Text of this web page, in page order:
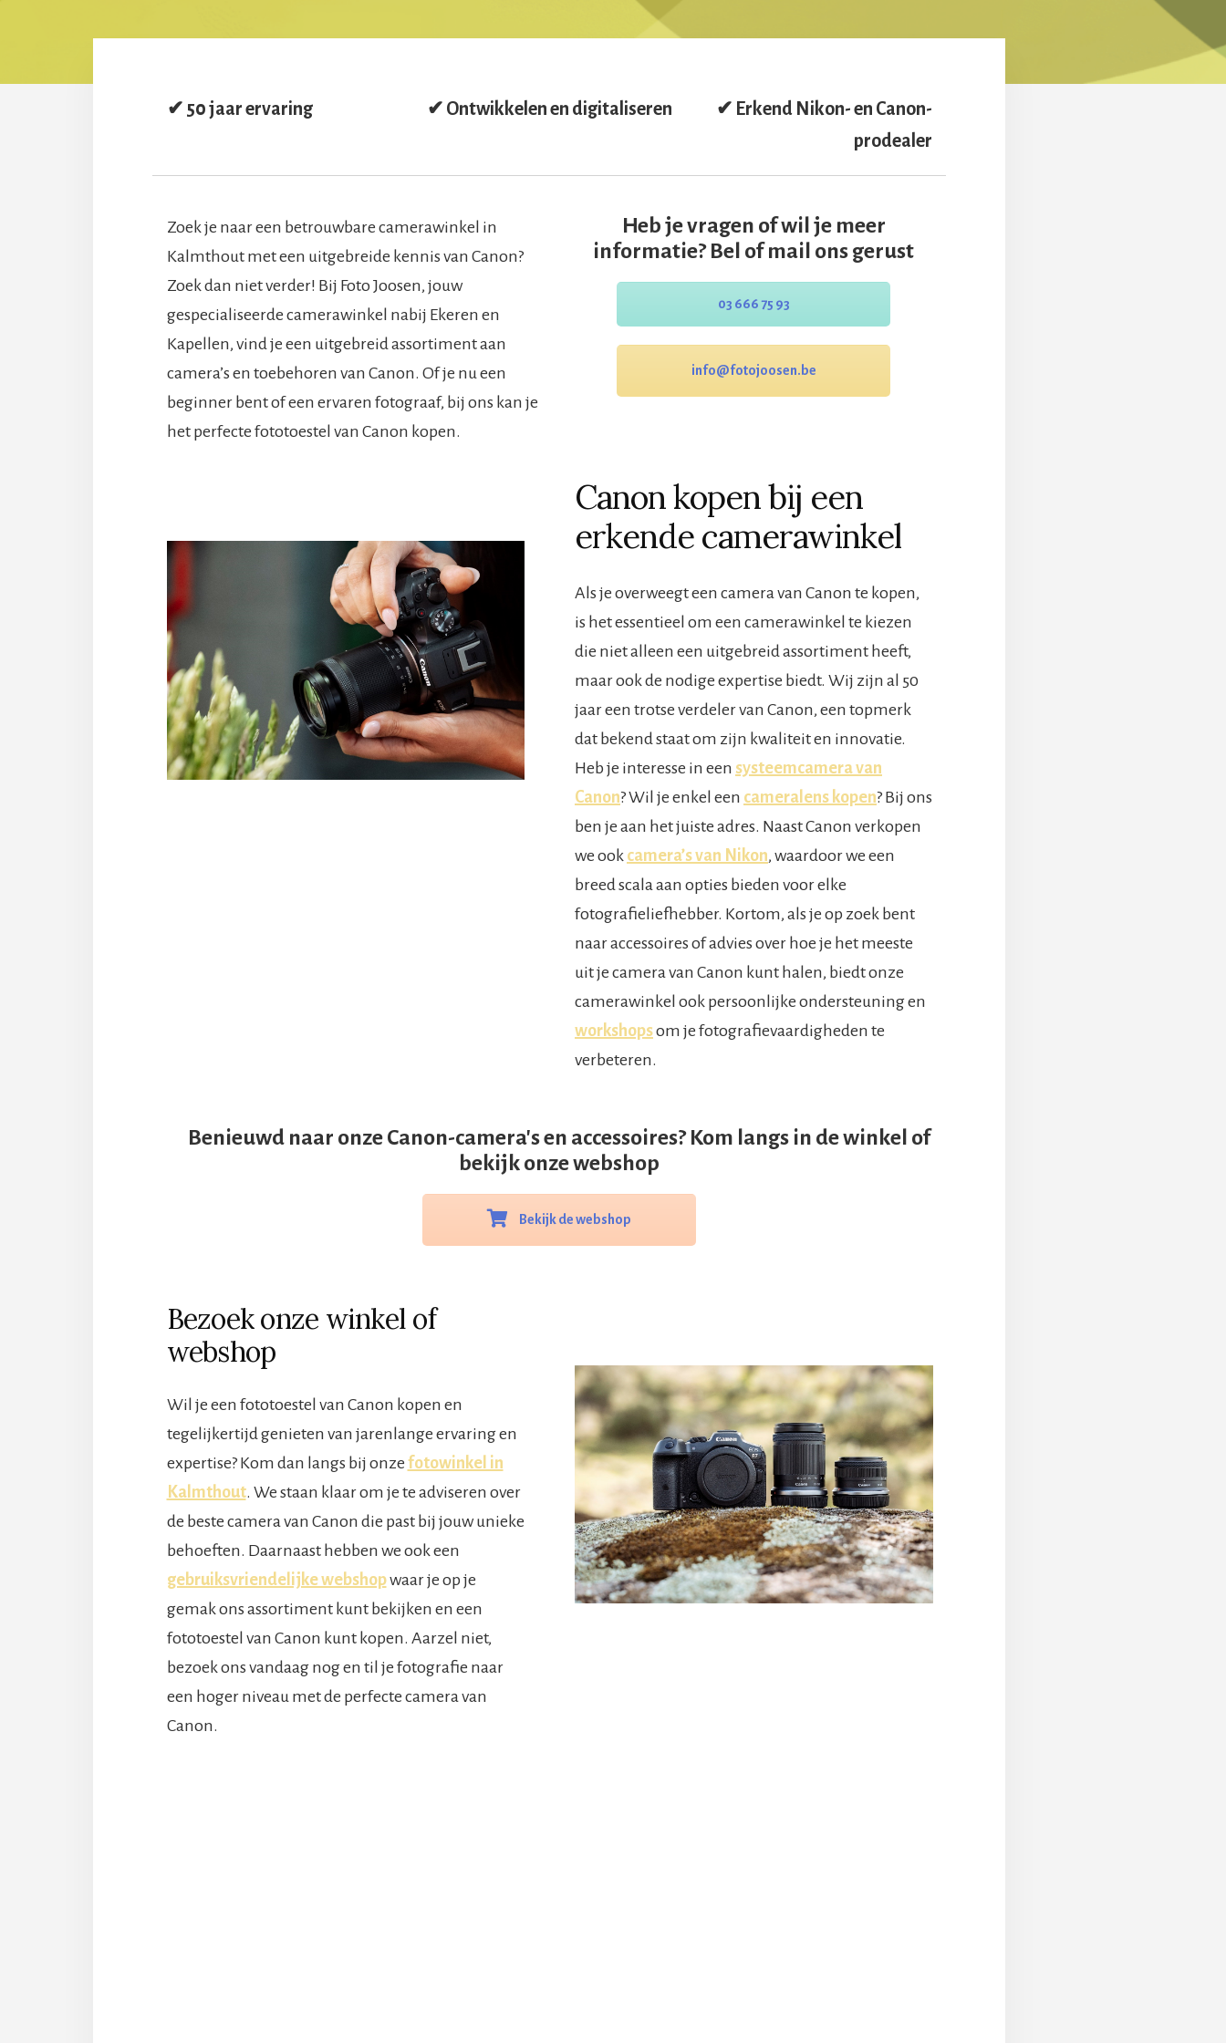
✔ 50 jaar ervaring ✔ Ontwikkelen en digitaliseren
✔ Erkend Nikon- en Canon-
prodealer
Zoek je naar een betrouwbare camerawinkel in
Kalmthout met een uitgebreide kennis van Canon?
Zoek dan niet verder! Bij Foto Joosen, jouw
gespecialiseerde camerawinkel nabij Ekeren en
Kapellen, vind je een uitgebreid assortiment aan
camera’s en toebehoren van Canon. Of je nu een
beginner bent of een ervaren fotograaf, bij ons kan je
het perfecte fototoestel van Canon kopen.
Heb je vragen of wil je meer
informatie? Bel of mail ons gerust
03 666 75 93
info@fotojoosen.be
Canon kopen bij een
erkende camerawinkel
Als je overweegt een camera van Canon te kopen,
is het essentieel om een camerawinkel te kiezen
die niet alleen een uitgebreid assortiment heeft,
maar ook de nodige expertise biedt. Wij zijn al 50
jaar een trotse verdeler van Canon, een topmerk
dat bekend staat om zijn kwaliteit en innovatie.
Heb je interesse in een systeemcamera van
Canon? Wil je enkel een cameralens kopen? Bij ons
ben je aan het juiste adres. Naast Canon verkopen
we ook camera’s van Nikon, waardoor we een
breed scala aan opties bieden voor elke
fotografieliefhebber. Kortom, als je op zoek bent
naar accessoires of advies over hoe je het meeste
uit je camera van Canon kunt halen, biedt onze
camerawinkel ook persoonlijke ondersteuning en
workshopsom je fotografievaardigheden te
verbeteren.
Benieuwd naar onze Canon-camera's en accessoires? Kom langs in de winkel of
bekijk onze webshop
Bekijk de webshop
Bezoek onze winkel of
webshop
Wil je een fototoestel van Canon kopen en
tegelijkertijd genieten van jarenlange ervaring en
expertise? Kom dan langs bij onze fotowinkel in
Kalmthout. We staan klaar om je te adviseren over
de beste camera van Canon die past bij jouw unieke
behoeften. Daarnaast hebben we ook een
gebruiksvriendelijke webshopwaar je op je
gemak ons assortiment kunt bekijken en een
fototoestel van Canon kunt kopen. Aarzel niet,
bezoek ons vandaag nog en til je fotografie naar
een hoger niveau met de perfecte camera van
Canon.